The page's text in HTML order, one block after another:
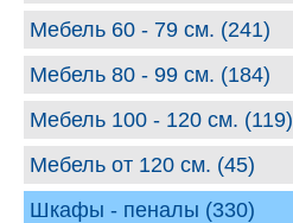
Мебель 60 - 79 см. (241)
Мебель 80 - 99 cм. (184)
Мебель 100 - 120 см. (119)
Мебель от 120 см. (45)
Шкафы - пеналы (330)